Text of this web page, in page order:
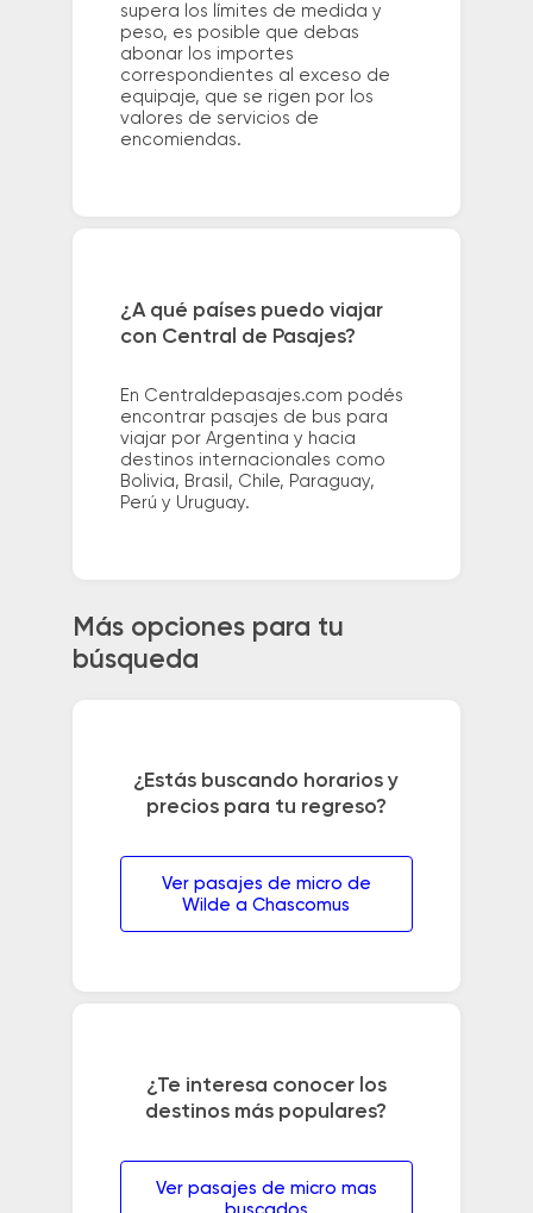
supera los límites de medida y
peso, es posible que debas
abonar los importes
correspondientes al exceso de
equipaje, que se rigen por los
valores de servicios de
encomiendas.
¿A qué países puedo viajar
con Central de Pasajes?
En Centraldepasajes.com podés
encontrar pasajes de bus para
viajar por Argentina y hacia
destinos internacionales como
Bolivia, Brasil, Chile, Paraguay,
Perú y Uruguay.
Más opciones para tu
búsqueda
¿Estás buscando horarios y
precios para tu regreso?
Ver pasajes de micro de
Wilde a Chascomus
¿Te interesa conocer los
destinos más populares?
Ver pasajes de micro mas